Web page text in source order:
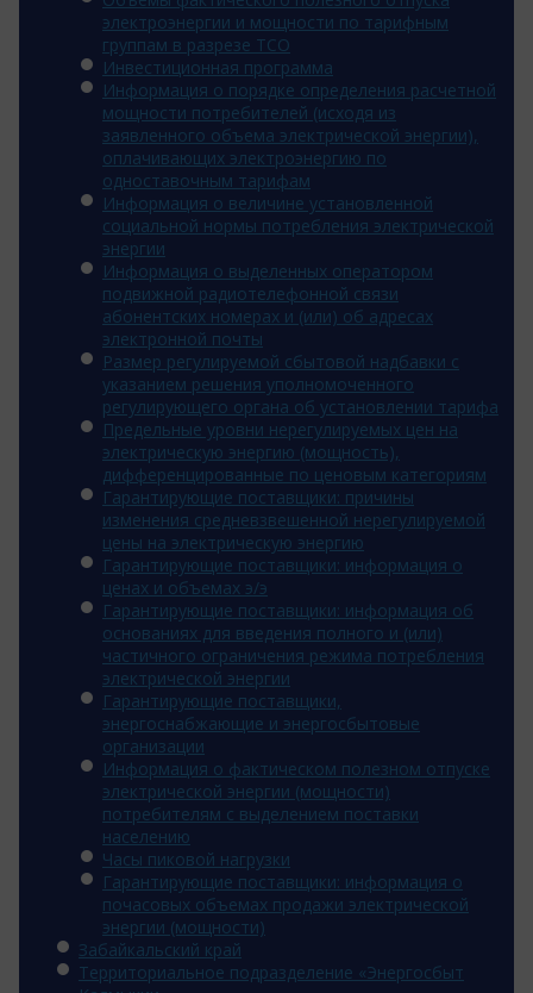
электроэнергии и мощности по тарифным
группам в разрезе ТСО
Инвестиционная программа
Информация о порядке определения расчетной
мощности потребителей (исходя из
заявленного объема электрической энергии),
оплачивающих электроэнергию по
одноставочным тарифам
Информация о величине установленной
социальной нормы потребления электрической
энергии
Информация о выделенных оператором
подвижной радиотелефонной связи
абонентских номерах и (или) об адресах
электронной почты
Размер регулируемой сбытовой надбавки с
указанием решения уполномоченного
регулирующего органа об установлении тарифа
Предельные уровни нерегулируемых цен на
электрическую энергию (мощность),
дифференцированные по ценовым категориям
Гарантирующие поставщики: причины
изменения средневзвешенной нерегулируемой
цены на электрическую энергию
Гарантирующие поставщики: информация о
ценах и объемах э/э
Гарантирующие поставщики: информация об
основаниях для введения полного и (или)
частичного ограничения режима потребления
электрической энергии
Гарантирующие поставщики,
энергоснабжающие и энергосбытовые
организации
Информация о фактическом полезном отпуске
электрической энергии (мощности)
потребителям с выделением поставки
населению
Часы пиковой нагрузки
Гарантирующие поставщики: информация о
почасовых объемах продажи электрической
энергии (мощности)
Забайкальский край
Территориальное подразделение «Энергосбыт